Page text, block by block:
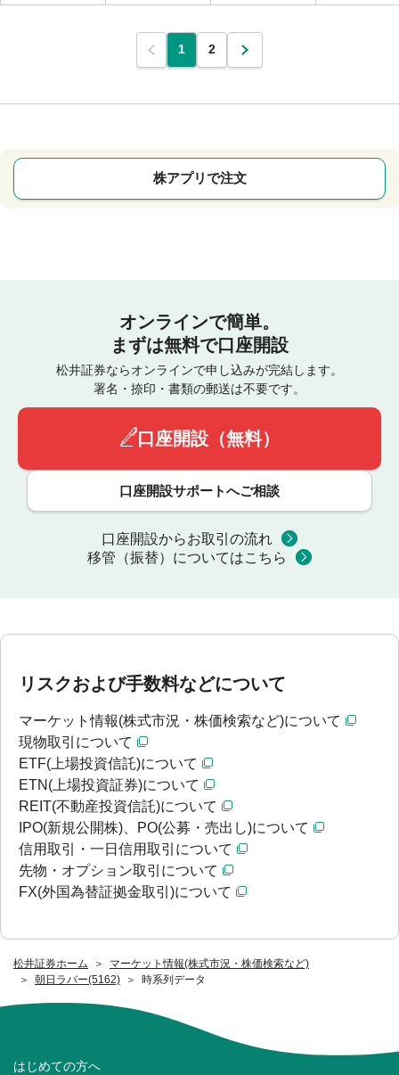
松井証券ホーム
マーケット情報(株式市況・株価検索など)
朝日ラバー(5162)
時系列データ
1 2
株アプリで注文
オンラインで簡単。
まずは無料で口座開設
松井証券ならオンラインで申し込みが完結します。
署名・捺印・書類の郵送は不要です。
口座開設（無料）
口座開設サポートへご相談
口座開設からお取引の流れ
移管（振替）についてはこちら
リスクおよび手数料などについて
マーケット情報(株式市況・株価検索など)について
現物取引について
ETF(上場投資信託)について
ETN(上場投資証券)について
REIT(不動産投資信託)について
IPO(新規公開株)、PO(公募・売出し)について
信用取引・一日信用取引について
先物・オプション取引について
FX(外国為替証拠金取引)について
はじめての方へ